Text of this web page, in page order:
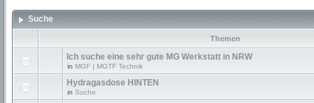
Suche
Themen
Ich suche eine sehr gute MG Werkstatt in NRW
in MGF | MGTF Technik
Hydragasdose HINTEN
in Suche